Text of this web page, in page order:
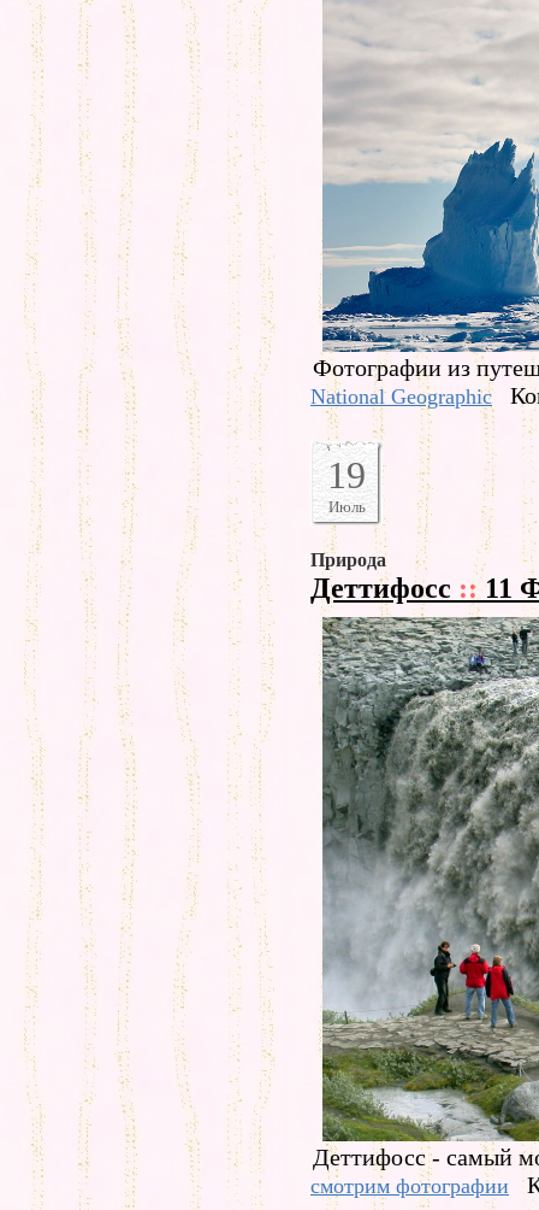
Фотографии из
National Geographic
19
Июль
Природа
Деттифосс ::11
Деттифосс - самый
смотрим фотографии